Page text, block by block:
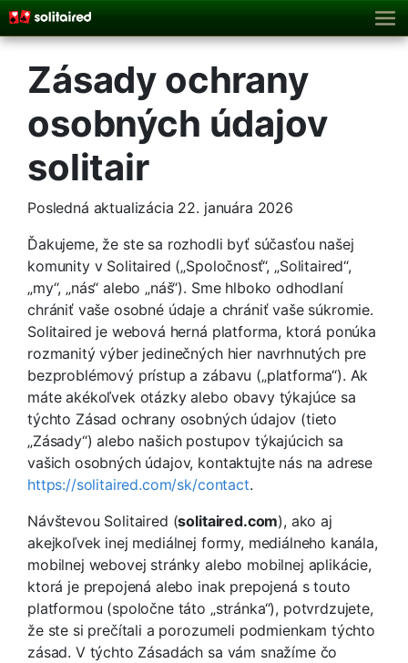
Zásady ochrany
osobných údajov
solitair
Posledná aktualizácia 22. januára 2026
Ďakujeme, že ste sa rozhodli byť súčasťou našej
komunity v Solitaired („Spoločnosť“, „Solitaired“,
„my“, „nás“ alebo „náš“). Sme hlboko odhodlaní
chrániť vaše osobné údaje a chrániť vaše súkromie.
Solitaired je webová herná platforma, ktorá ponúka
rozmanitý výber jedinečných hier navrhnutých pre
bezproblémový prístup a zábavu („platforma“). Ak
máte akékoľvek otázky alebo obavy týkajúce sa
týchto Zásad ochrany osobných údajov (tieto
„Zásady“) alebo našich postupov týkajúcich sa
vašich osobných údajov, kontaktujte nás na adrese
https://solitaired.com/sk/contact.
Návštevou Solitaired (solitaired.com), ako aj
akejkoľvek inej mediálnej formy, mediálneho kanála,
mobilnej webovej stránky alebo mobilnej aplikácie,
ktorá je prepojená alebo inak prepojená s touto
platformou (spoločne táto „stránka“), potvrdzujete,
že ste si prečítali a porozumeli podmienkam týchto
zásad. V týchto Zásadách sa vám snažíme čo